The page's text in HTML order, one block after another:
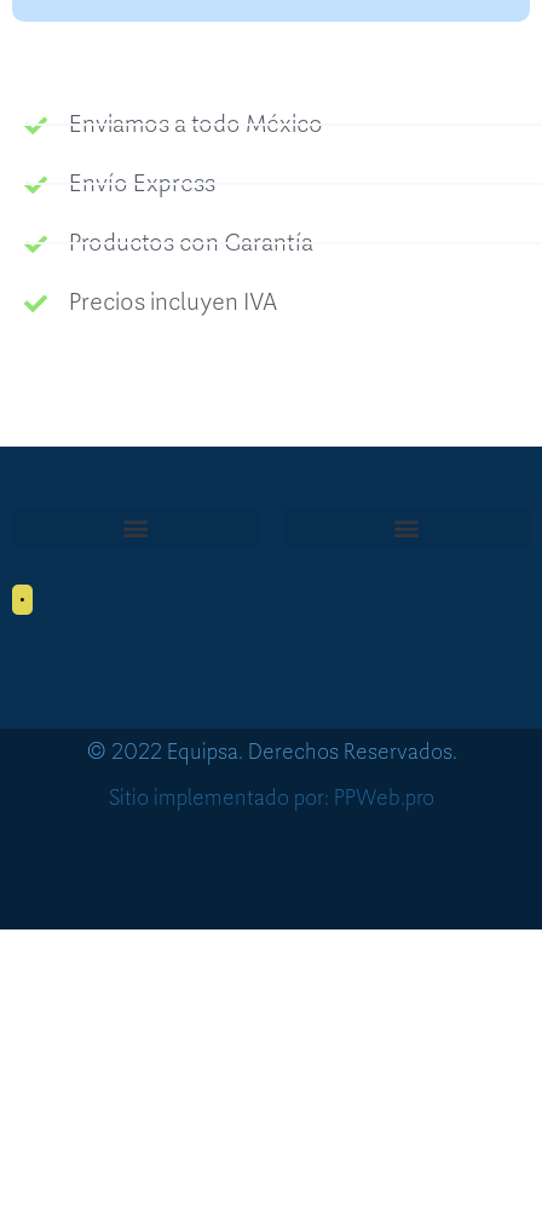
Enviamos a todo México
Envío Express
Productos con Garantía
Precios incluyen IVA
•
© 2022 Equipsa. Derechos Reservados.
Sitio implementado por: PPWeb.pro